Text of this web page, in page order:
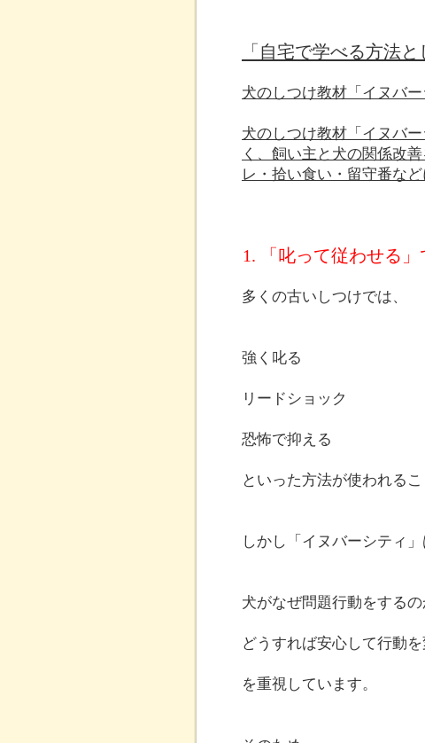
「自宅で学べる方法
犬のしつけ教材「イヌバ
犬のしつけ教材「イヌバ
く、飼い主と犬の関係改
レ・拾い食い・留守番な
1. 「叱って従わせる
多くの古いしつけでは、
強く叱る
リードショック
恐怖で抑える
といった方法が使われるこ
しかし「イヌバーシティ」
犬がなぜ問題行動をする
どうすれば安心して行動
を重視しています。